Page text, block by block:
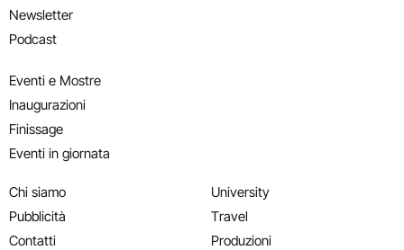
Newsletter
Podcast
Eventi e Mostre
Inaugurazioni
Finissage
Eventi in giornata
Chi siamo
Pubblicità
Contatti
University
Travel
Produzioni